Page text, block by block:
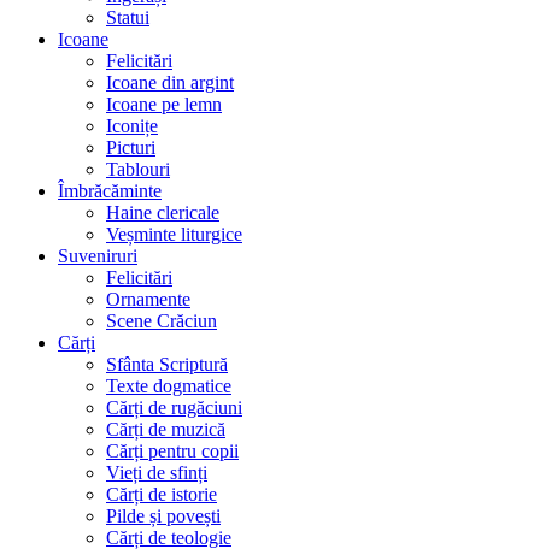
Statui
Icoane
Felicitări
Icoane din argint
Icoane pe lemn
Iconițe
Picturi
Tablouri
Îmbrăcăminte
Haine clericale
Veșminte liturgice
Suveniruri
Felicitări
Ornamente
Scene Crăciun
Cărți
Sfânta Scriptură
Texte dogmatice
Cărți de rugăciuni
Cărți de muzică
Cărți pentru copii
Vieți de sfinți
Cărți de istorie
Pilde și povești
Cărți de teologie